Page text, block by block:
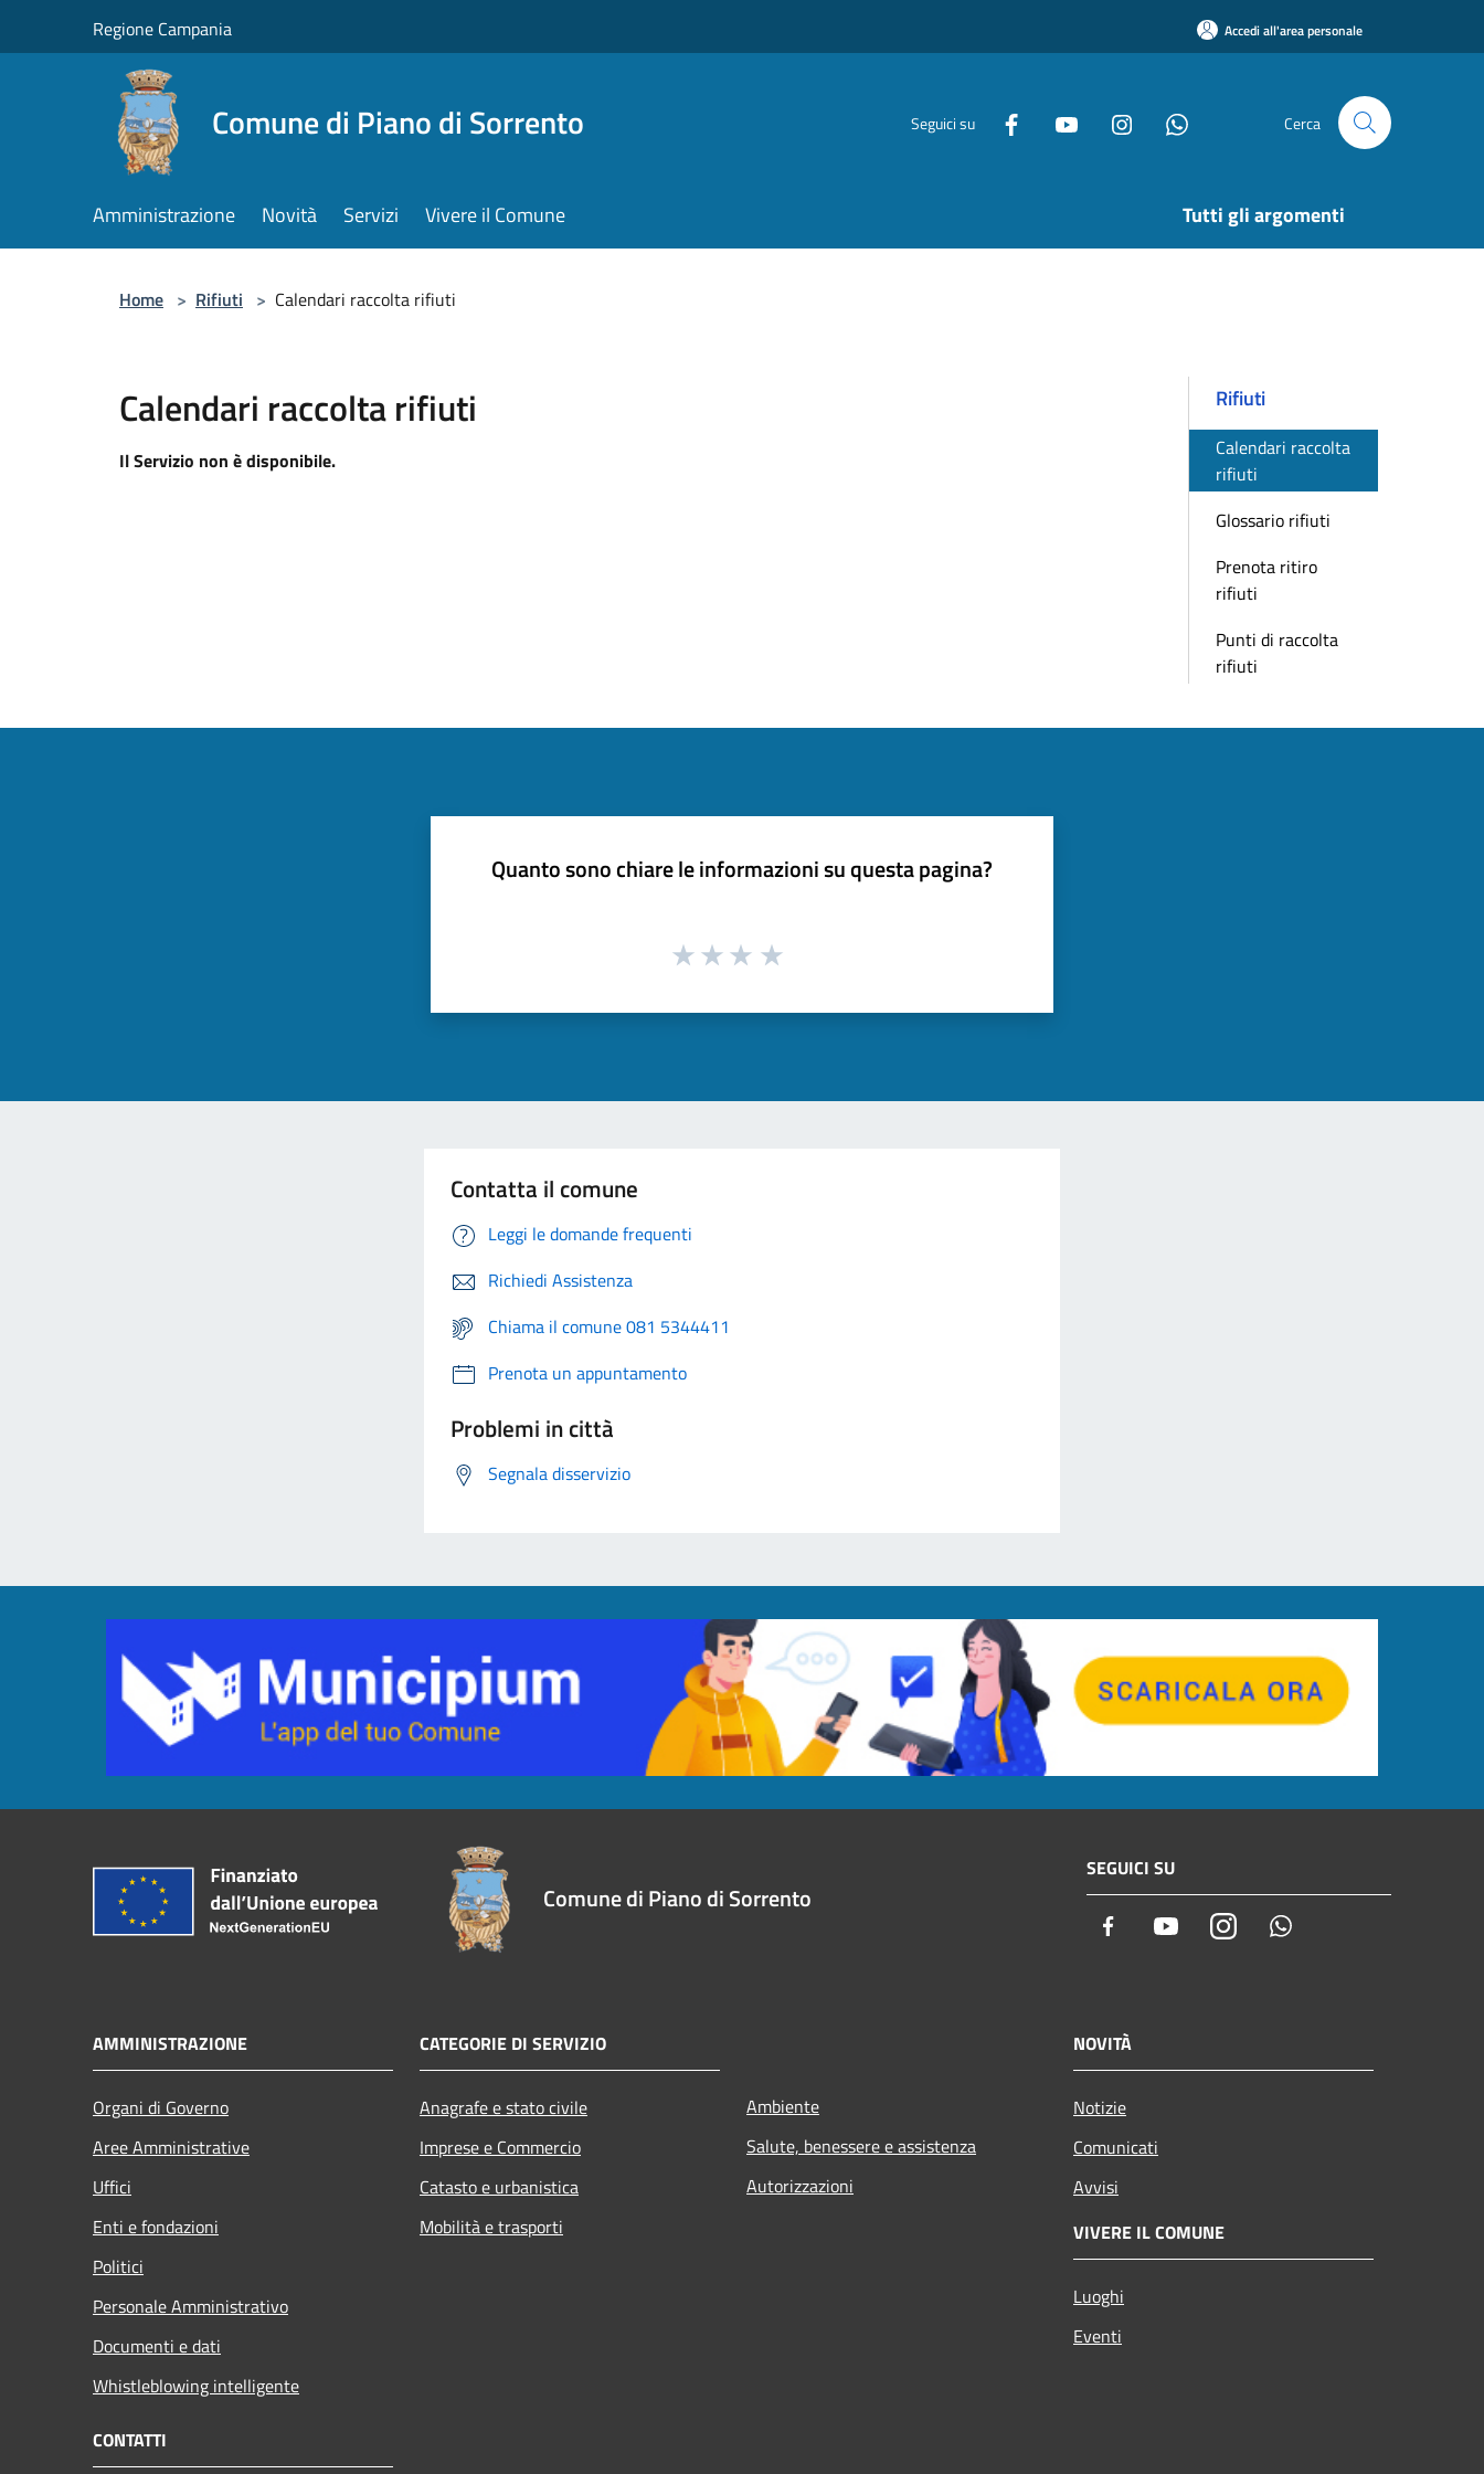
Regione Campania Accedi all'area personale
Comune di Piano di Sorrento Seguici su Cerca
Amministrazione Novità Servizi Vivere il Comune Tutti gli argomenti
Home > Rifiuti > Calendari raccolta rifiuti
Calendari raccolta rifiuti
Il Servizio non è disponibile.
Rifiuti
Calendari raccolta
rifiuti
Glossario rifiuti
Prenota ritiro
rifiuti
Punti di raccolta
rifiuti
Quanto sono chiare le informazioni su questa pagina?
Contatta il comune
Leggi le domande frequenti
Richiedi Assistenza
Chiama il comune 081 5344411
Prenota un appuntamento
Problemi in città
Segnala disservizio
Comune di Piano di Sorrento
SEGUICI SU
Facebook YoutubeInstagram
AMMINISTRAZIONE
Organi di Governo
Aree Amministrative
Uffici
Enti e fondazioni
Politici
Personale Amministrativo
Documenti e dati
Whistleblowing intelligente
CATEGORIE DI SERVIZIO
Anagrafe e stato civile
Imprese e Commercio
Catasto e urbanistica
Mobilità e trasporti
Ambiente
Salute, benessere e assistenza
Autorizzazioni
NOVITÀ
Notizie
Comunicati
Avvisi
VIVERE IL COMUNE
Luoghi
Eventi
CONTATTI